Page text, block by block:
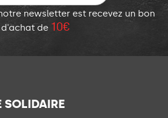
newsletter est recevez un bon
d'achat de 10€
SOLIDAIRE